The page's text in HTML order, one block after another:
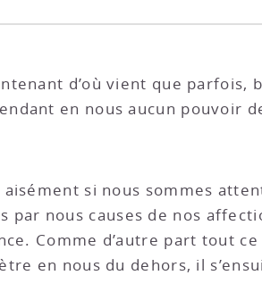
d’où vient que parfois,
en nous aucun pouvoir
si nous sommes
par nous causes de nos
Comme d’autre part tout
en nous du dehors, il